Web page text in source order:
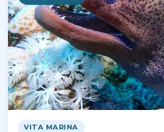
VITA MARINA